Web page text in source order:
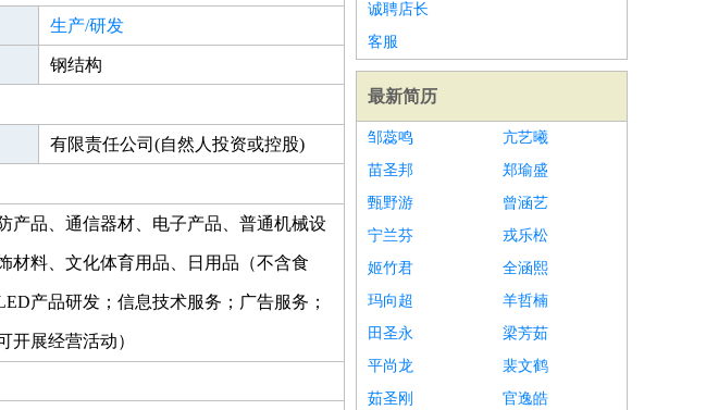
生产/研发
钢结构
有限责任公司(自然人投资或控股)
产品、通信器材、电子产品、普通机械设
材料、文化体育用品、日用品（不含食
产品研发；信息技术服务；广告服务；
展经营活动）
诚聘店长
客服
最新简历
邹蕊鸣
亢艺曦
苗圣邦
郑瑜盛
甄野游
曾涵艺
宁兰芬
戎乐松
姬竹君
全涵熙
玛向超
羊哲楠
田圣永
梁芳茹
平尚龙
裴文鹤
茹圣刚
官逸皓